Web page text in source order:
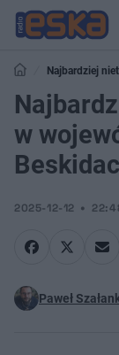
Najbardziej
Beskidach
w
2025-12-12
Paweł